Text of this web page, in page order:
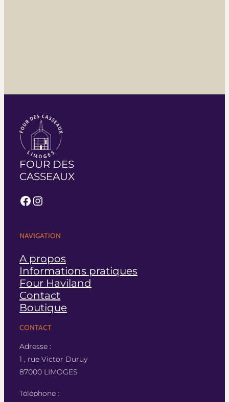
FOUR DES
CASSEAUX
Facebook
Instagram
NAVIGATION
A propos
Informations pratiques
Four Haviland
Contact
Boutique
CONTACT
Adresse :
1 , rue Victor Duruy
87000 LIMOGES
Téléphone :